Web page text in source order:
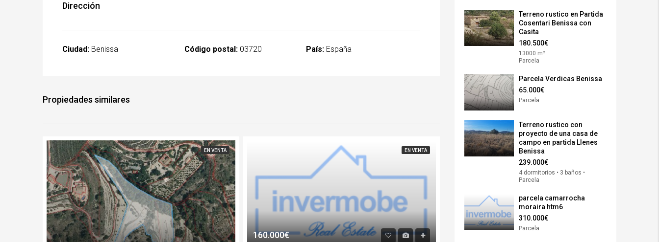
Dirección
Ciudad: Benissa Código postal:03720 País: España
Propiedades similares
EN VENTA EN VENTA
160.000€
Terreno rustico en Partida
Cosentari Benissa con
Casita
180.500€
13000 m²
Parcela
Parcela Verdicas Benissa
65.000€
Parcela
Terreno rustico con
proyecto de una casa de
campo en partida Llenes
Benissa
239.000€
4 dormitorios • 3 baños •
Parcela
parcela camarrocha
moraira htm6
310.000€
Parcela